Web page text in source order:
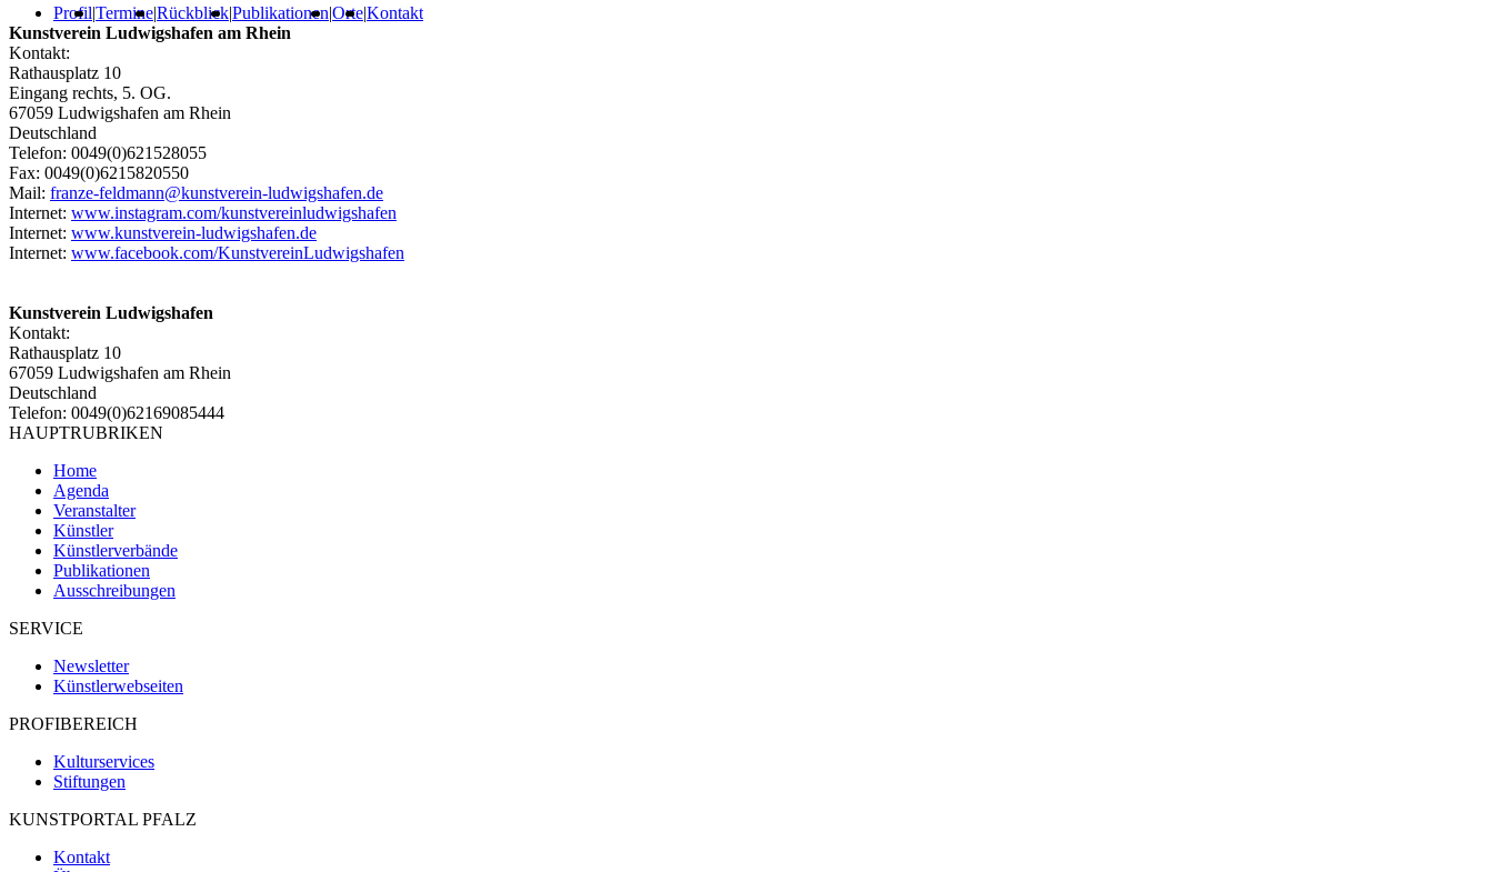
Profil|Termine|Rückblick|Publikationen|Orte|Kontakt
Kunstverein Ludwigshafen am Rhein
Kontakt:
Rathausplatz 10
Eingang rechts, 5. OG.
67059 Ludwigshafen am Rhein
Deutschland
Telefon: 0049(0)621528055
Fax: 0049(0)6215820550
Mail: franze-feldmann@kunstverein-ludwigshafen.de
Internet: www.instagram.com/kunstvereinludwigshafen
Internet: www.kunstverein-ludwigshafen.de
Internet: www.facebook.com/KunstvereinLudwigshafen
Kunstverein Ludwigshafen
Kontakt:
Rathausplatz 10
67059 Ludwigshafen am Rhein
Deutschland
Telefon: 0049(0)62169085444
HAUPTRUBRIKEN
Home
Agenda
Veranstalter
Künstler
Künstlerverbände
Publikationen
Ausschreibungen
SERVICE
Newsletter
Künstlerwebseiten
PROFIBEREICH
Kulturservices
Stiftungen
KUNSTPORTAL PFALZ
Kontakt